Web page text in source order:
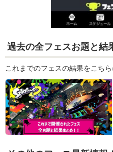
過去の全フェスお題と結
これまでのフェスの結果をこちら